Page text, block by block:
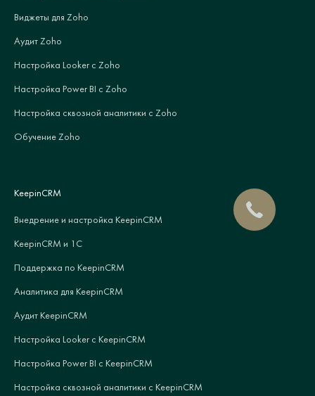
Виджеты для Zoho
Аудит Zoho
Настройка Looker с Zoho
Настройка Power BI с Zoho
Настройка сквозной аналитики с Zoho
Обучение Zoho
KeepinCRM
Внедрение и настройка KeepinCRM
KeepinCRM и 1С
Поддержка по KeepinCRM
Аналитика для KeepinCRM
Аудит KeepinCRM
Настройка Looker с KeepinCRM
Настройка Power BI с KeepinCRM
Настройка сквозной аналитики с KeepinCRM